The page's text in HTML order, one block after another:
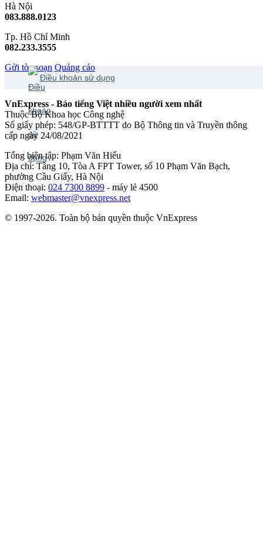
Hà Nội
083.888.0123
Tp. Hồ Chí Minh
082.233.3555
Gửi tòa soạn Quảng cáo
Điều khoản sử dụng
VnExpress - Báo tiếng Việt nhiều người xem nhất
Thuộc Bộ Khoa học Công nghệ
Số giấy phép: 548/GP-BTTTT do Bộ Thông tin và Truyền thông
cấp ngày 24/08/2021
Tổng biên tập: Phạm Văn Hiếu
Địa chỉ: Tầng 10, Tòa A FPT Tower, số 10 Phạm Văn Bạch,
phường Cầu Giấy, Hà Nội
Điện thoại: 024 7300 8899 - máy lẻ 4500
Email: webmaster@vnexpress.net
© 1997-2026. Toàn bộ bản quyền thuộc VnExpress